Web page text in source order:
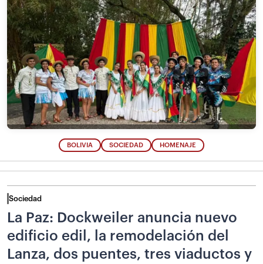
BOLIVIA SOCIEDAD HOMENAJE
Sociedad
La Paz: Dockweiler anuncia nuevo
edificio edil, la remodelación del
Lanza, dos puentes, tres viaductos y